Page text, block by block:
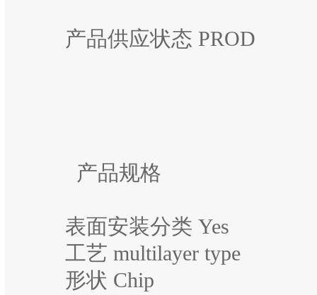
产品供应状态 PROD
产品规格
表面安装分类 Yes
工艺 multilayer type
形状 Chip